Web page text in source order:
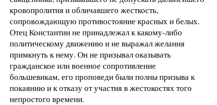
кровопролития и обличавшего жесткость,
сопровождающую противостояние красных и белых.
Отец Константин не принадлежал к какому-либо
политическому движению и не выражал желания
примкнуть к нему. Он не призывал оказывать
гражданское или военное сопротивление
большевикам, его проповеди были полны призыва к
покаянию и к отказу от участия в жестокостях того
непростого времени.